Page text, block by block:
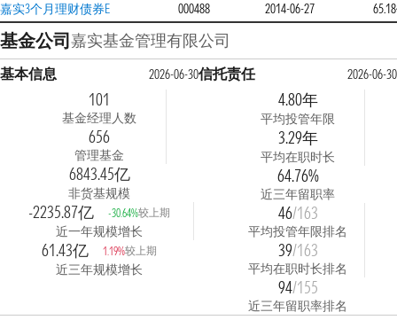
嘉实3个月理财债券E
000488 2014-06-27
基金公司嘉实基金管理有限公司
基本信息 2026-06-30
101
基金经理人数
656
管理基金
6843.45亿
非货基规模
-2235.87亿 -30.64%较上期
近一年规模增长
61.43亿 1.19%较上期
近三年规模增长
信托责任 2026-06-30
4.80年
平均投管年限
3.29年
平均在职时长
64.76%
近三年留职率
46/163
平均投管年限排名
39/163
平均在职时长排名
94/155
近三年留职率排名